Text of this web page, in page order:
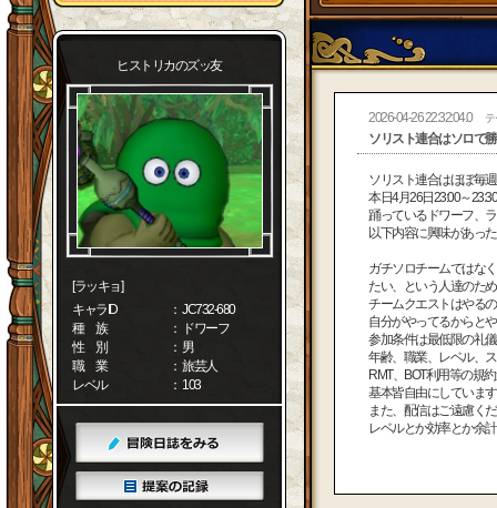
ヒストリカのズッ友
[ラッキョ]
キャラID
： JC732-680
種 族
： ドワーフ
性 別
： 男
職 業
： 旅芸人
レベル
： 103
2026-04-26 22:32:04.0 テ
ソリスト連合はソロで
ソリスト連合はほぼ毎
本日4月26日23:00～
踊っているドワーフ、
以下内容に興味があっ
ガチソロチームではな
たい、という人達のた
チームクエストはやる
自分がやってるからと
参加条件は最低限の礼
年齢、職業、レベル、
RMT、BOT利用等の規
基本皆自由にしていま
また、配信はご遠慮く
レベルとか効率とか余